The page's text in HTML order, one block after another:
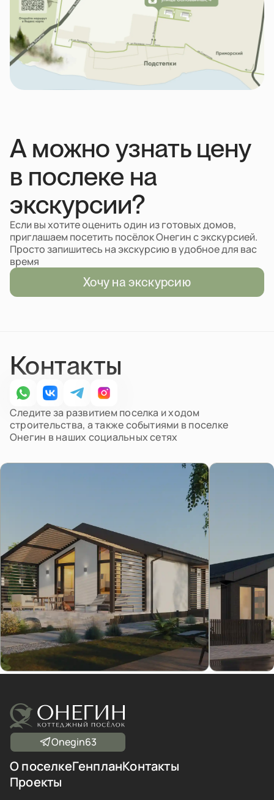
А можно узнать цену
в послеке на
экскурсии?
Если вы хотите оценить один из готовых домов,
приглашаем посетить посёлок Онегин с экскурсией.
Просто запишитесь на экскурсию в удобное для вас
время
Хочу на экскурсию
Контакты
Следите за развитием поселка и ходом
строительства, а также событиями в поселке
Онегин в наших социальных сетях
Onegin63
О поселкеГенпланКонтакты
Проекты